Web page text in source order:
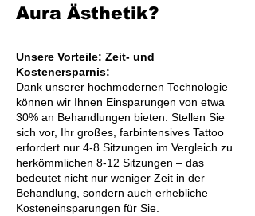
Aura Ästhetik?
Unsere Vorteile: Zeit- und
Kostenersparnis:
Dank unserer hochmodernen Technologie
können wir Ihnen Einsparungen von etwa
30% an Behandlungen bieten. Stellen Sie
sich vor, Ihr großes, farbintensives Tattoo
erfordert nur 4-8 Sitzungen im Vergleich zu
herkömmlichen 8-12 Sitzungen – das
bedeutet nicht nur weniger Zeit in der
Behandlung, sondern auch erhebliche
Kosteneinsparungen für Sie.